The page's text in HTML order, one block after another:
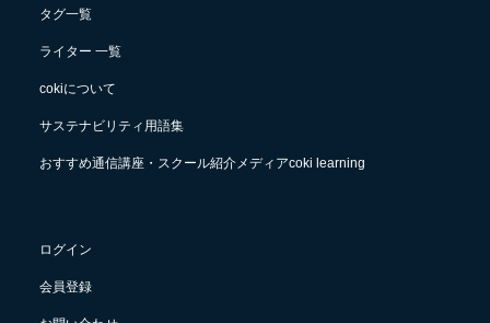
タグ一覧
ライター 一覧
cokiについて
サステナビリティ用語集
おすすめ通信講座・スクール紹介メディアcoki learning
ログイン
会員登録